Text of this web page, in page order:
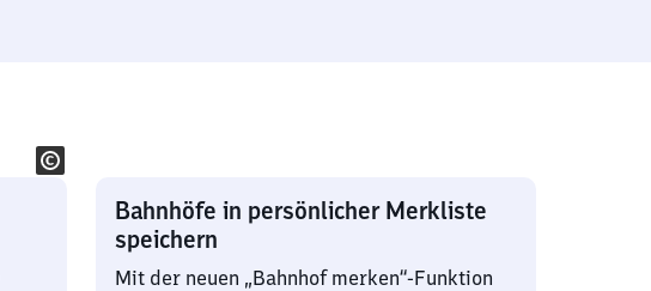
Bahnhöfe in persönlicher Merkliste
speichern
Mit der neuen „Bahnhof merken“-Funktion